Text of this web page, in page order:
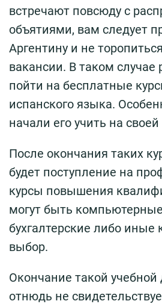
встречают повсюду с
объятиями, вам следует
Аргентину и не
вакансии. В таком
пойти на бесплатные
испанского языка.
начали его учить на
После окончания таких
будет поступление на
курсы повышения
могут быть
бухгалтерские либо иные
выбор.
Окончание такой учебной
отнюдь не